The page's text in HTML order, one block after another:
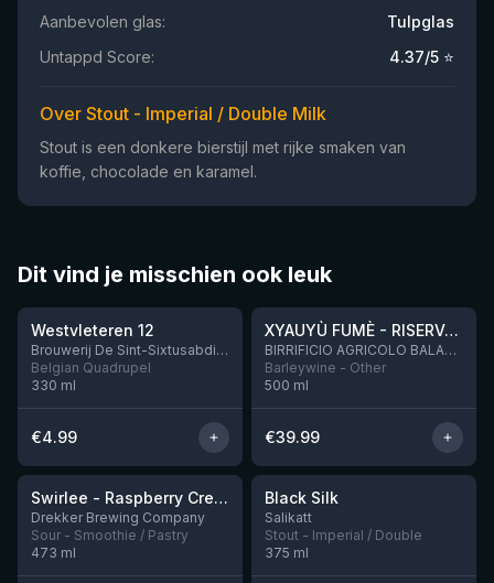
Aanbevolen glas:
Tulpglas
Untappd Score:
4.37/5 ⭐
Over Stout - Imperial / Double Milk
Stout is een donkere bierstijl met rijke smaken van
koffie, chocolade en karamel.
Dit vind je misschien ook leuk
★4.46
Westvleteren 12
Brouwerij De Sint-Sixtusabdij van Westvleteren
Belgian Quadrupel
330 ml
€4.99
★4.48
XYAUYÙ FUMÈ - RISERVA 2019
BIRRIFICIO AGRICOLO BALADIN - Baladin Indipendente Italian Farm Brewery
Barleywine - Other
500 ml
€39.99
Nog 1
★ 4.34
Swirlee - Raspberry Creamsicle
Drekker Brewing Company
Sour - Smoothie / Pastry
473 ml
★4.53
Black Silk
Salikatt
Stout - Imperial / Double
375 ml